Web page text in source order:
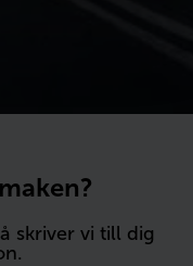
skriver vi till dig